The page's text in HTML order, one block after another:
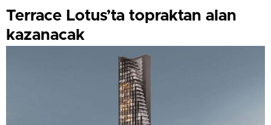
Terrace Lotus’ta topraktan alan
kazanacak